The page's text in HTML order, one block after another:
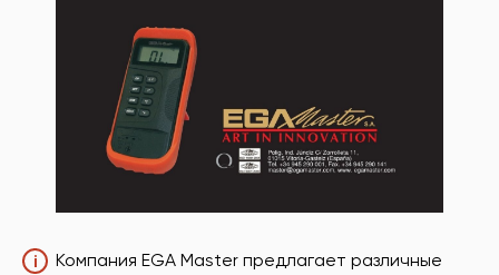
i Компания EGA Master предлагает различные